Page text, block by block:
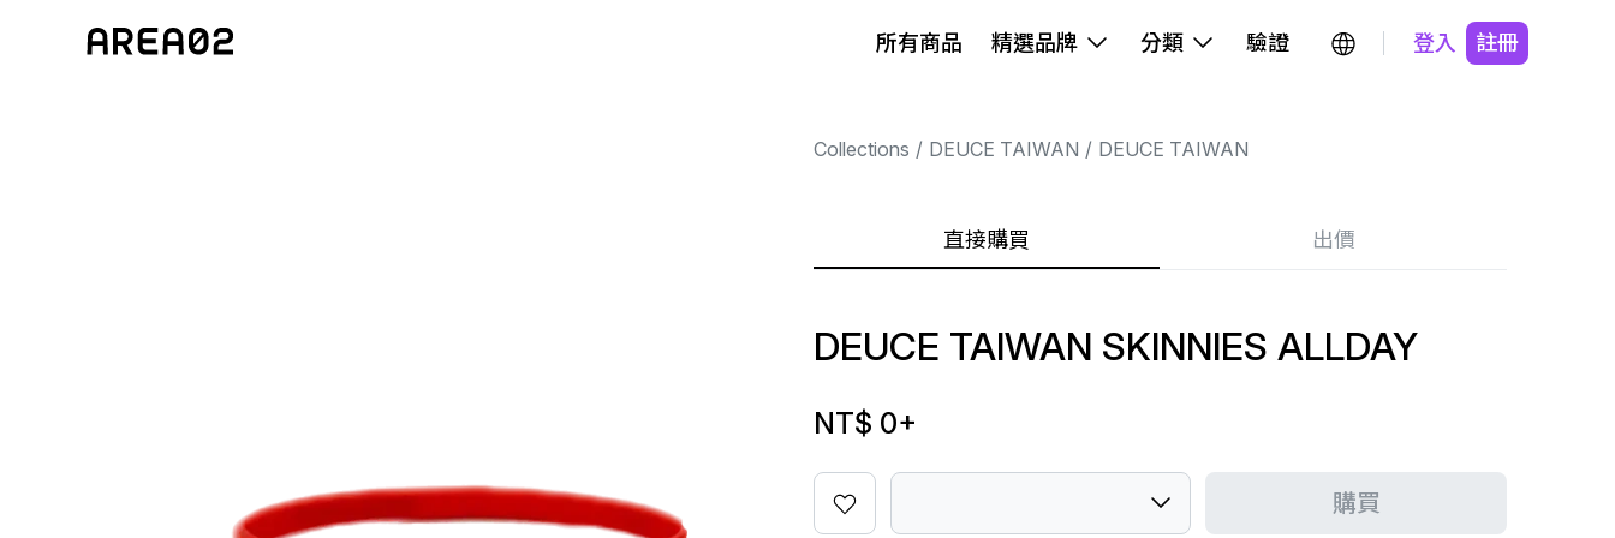
所有商品 精選品牌 分類 驗證 登入 註冊
Collections DEUCE TAIWAN DEUCE TAIWAN
直接購買 出價
DEUCE TAIWAN SKINNIES ALLDAY
NT$ 0+
購買